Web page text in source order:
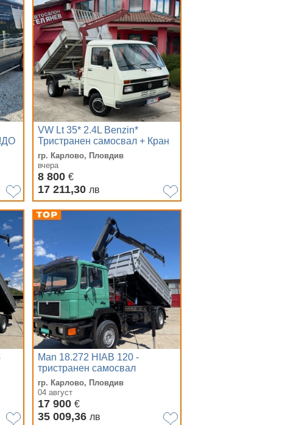
VW Lt 35* 2.4L Benzin*
Тристранен самосвал + Кран
гр. Карлово, Пловдив
вчера
8 800 €
17 211,30 лв
Man 18.272 HIAB 120 -
тристранен самосвал
гр. Карлово, Пловдив
04 август
17 900 €
35 009,36 лв